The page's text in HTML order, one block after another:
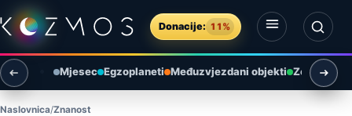
Preskoči na sadržaj
Donacije: 11%
Otvori izbornik
Otvori pretragu
Mjesec Egzoplaneti Međuzvjezdani objekti Zemlja i
Naslovnica Znanost